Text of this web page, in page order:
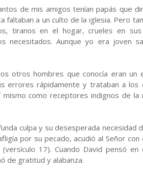
de mis amigos tenían papás que
faltaban a un culto de la iglesia. Pero
tiranos en el hogar, crueles en
necesitados. Aunque yo era joven
otros hombres que conocía eran un
errores rápidamente y trataban a los
como receptores indignos de la
culpa y su desesperada necesidad
por su pecado, acudió al Señor con
17). Cuando David pensó en
de gratitud y alabanza.